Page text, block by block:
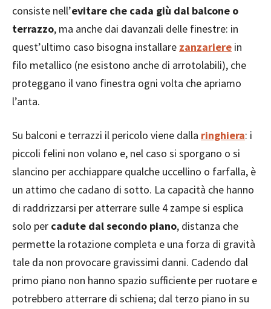
consiste nell’evitare che cada giù dal balcone o
terrazzo, ma anche dai davanzali delle finestre: in
quest’ultimo caso bisogna installare zanzariere in
filo metallico (ne esistono anche di arrotolabili), che
proteggano il vano finestra ogni volta che apriamo
l’anta.
Su balconi e terrazzi il pericolo viene dalla ringhiera: i
piccoli felini non volano e, nel caso si sporgano o si
slancino per acchiappare qualche uccellino o farfalla, è
un attimo che cadano di sotto. La capacità che hanno
di raddrizzarsi per atterrare sulle 4 zampe si esplica
solo per cadute dal secondo piano, distanza che
permette la rotazione completa e una forza di gravità
tale da non provocare gravissimi danni. Cadendo dal
primo piano non hanno spazio sufficiente per ruotare e
potrebbero atterrare di schiena; dal terzo piano in su